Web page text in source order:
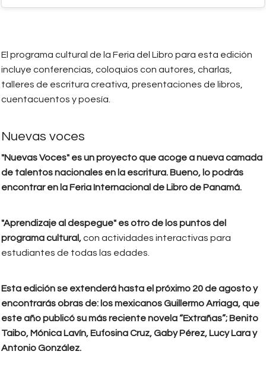
El programa cultural de la Feria del Libro para esta edición
incluye conferencias, coloquios con autores, charlas,
talleres de escritura creativa, presentaciones de libros,
cuentacuentos y poesía.
Nuevas voces
"Nuevas Voces" es un proyecto que acoge a nueva camada
de talentos nacionales en la escritura. Bueno, lo podrás
encontrar en la Feria Internacional de Libro de Panamá.
"Aprendizaje al despegue" es otro de los puntos del
programa cultural,con actividades interactivas para
estudiantes de todas las edades.
Esta edición se extenderá hasta el próximo 20 de agosto y
encontrarás obras de: los mexicanos Guillermo Arriaga, que
este año publicó su más reciente novela “Extrañas”; Benito
Taibo, Mónica Lavín, Eufosina Cruz, Gaby Pérez, Lucy Lara y
Antonio González.